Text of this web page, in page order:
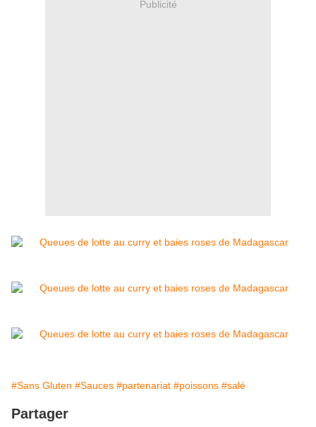
Publicité
#Sans Gluten #Sauces #partenariat #poissons #salé
Partager